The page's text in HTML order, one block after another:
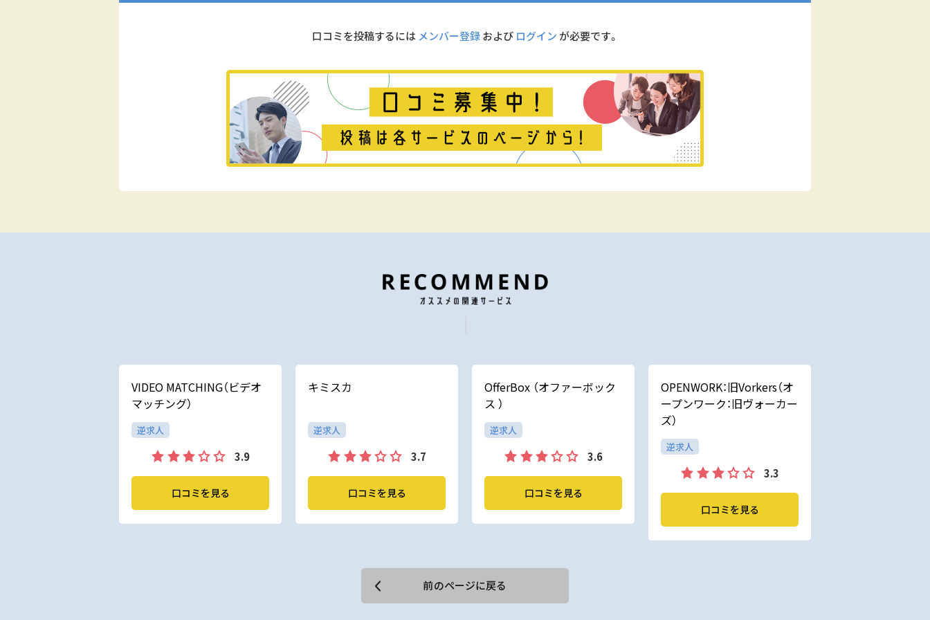
口コミを投稿するには メンバー登録および ログイン が必要です。
VIDEO MATCHING（ビデオ
マッチング）
逆求人
3.9
口コミを見る
キミスカ
逆求人
3.7
口コミを見る
OfferBox （オファーボック
ス ）
逆求人
3.6
口コミを見る
OPENWORK：旧Vorkers（オ
ープンワーク：旧ヴォーカー
ズ）
逆求人
3.3
口コミを見る
前のページに戻る